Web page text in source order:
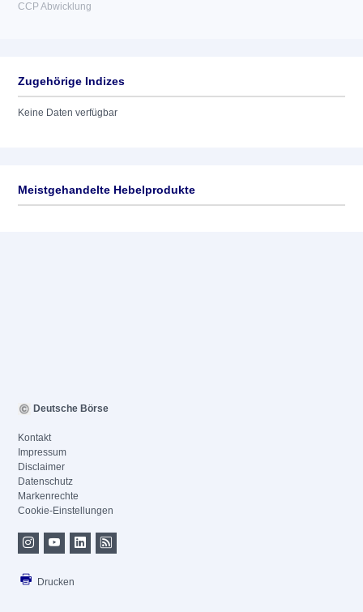
CCP Abwicklung
Zugehörige Indizes
Keine Daten verfügbar
Meistgehandelte Hebelprodukte
Deutsche Börse
Kontakt
Impressum
Disclaimer
Datenschutz
Markenrechte
Cookie-Einstellungen
Drucken